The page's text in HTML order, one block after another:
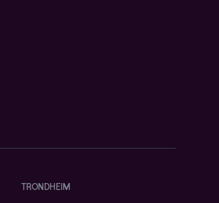
TRONDHEIM